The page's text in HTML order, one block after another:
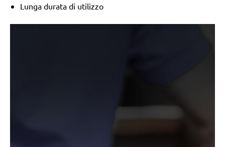
Lunga durata di utilizzo